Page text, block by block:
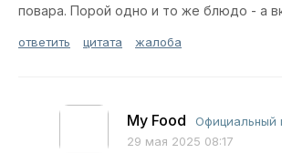
повара. Порой одно и то же блюдо - а
ответить цитата жалоба
My Food
Официальный
29 мая 2025 08:17